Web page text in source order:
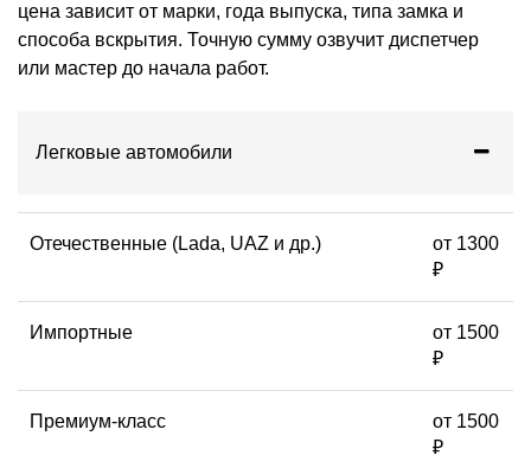
цена зависит от марки, года выпуска, типа замка и
способа вскрытия. Точную сумму озвучит диспетчер
или мастер до начала работ.
Легковые автомобили
Отечественные (Lada, UAZ и др.)
от 1300
₽
Импортные
от 1500
₽
Премиум-класс
от 1500
₽